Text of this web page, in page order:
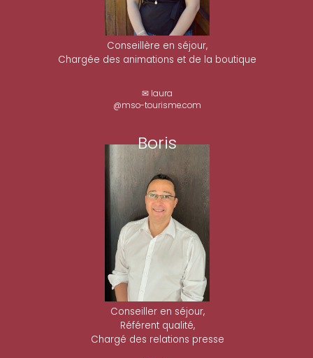
Conseillère en séjour,
Chargée des animations et de la boutique
✉ laura
@mso-tourisme.com
Boris
Conseiller en séjour,
Référent qualité,
Chargé des relations presse